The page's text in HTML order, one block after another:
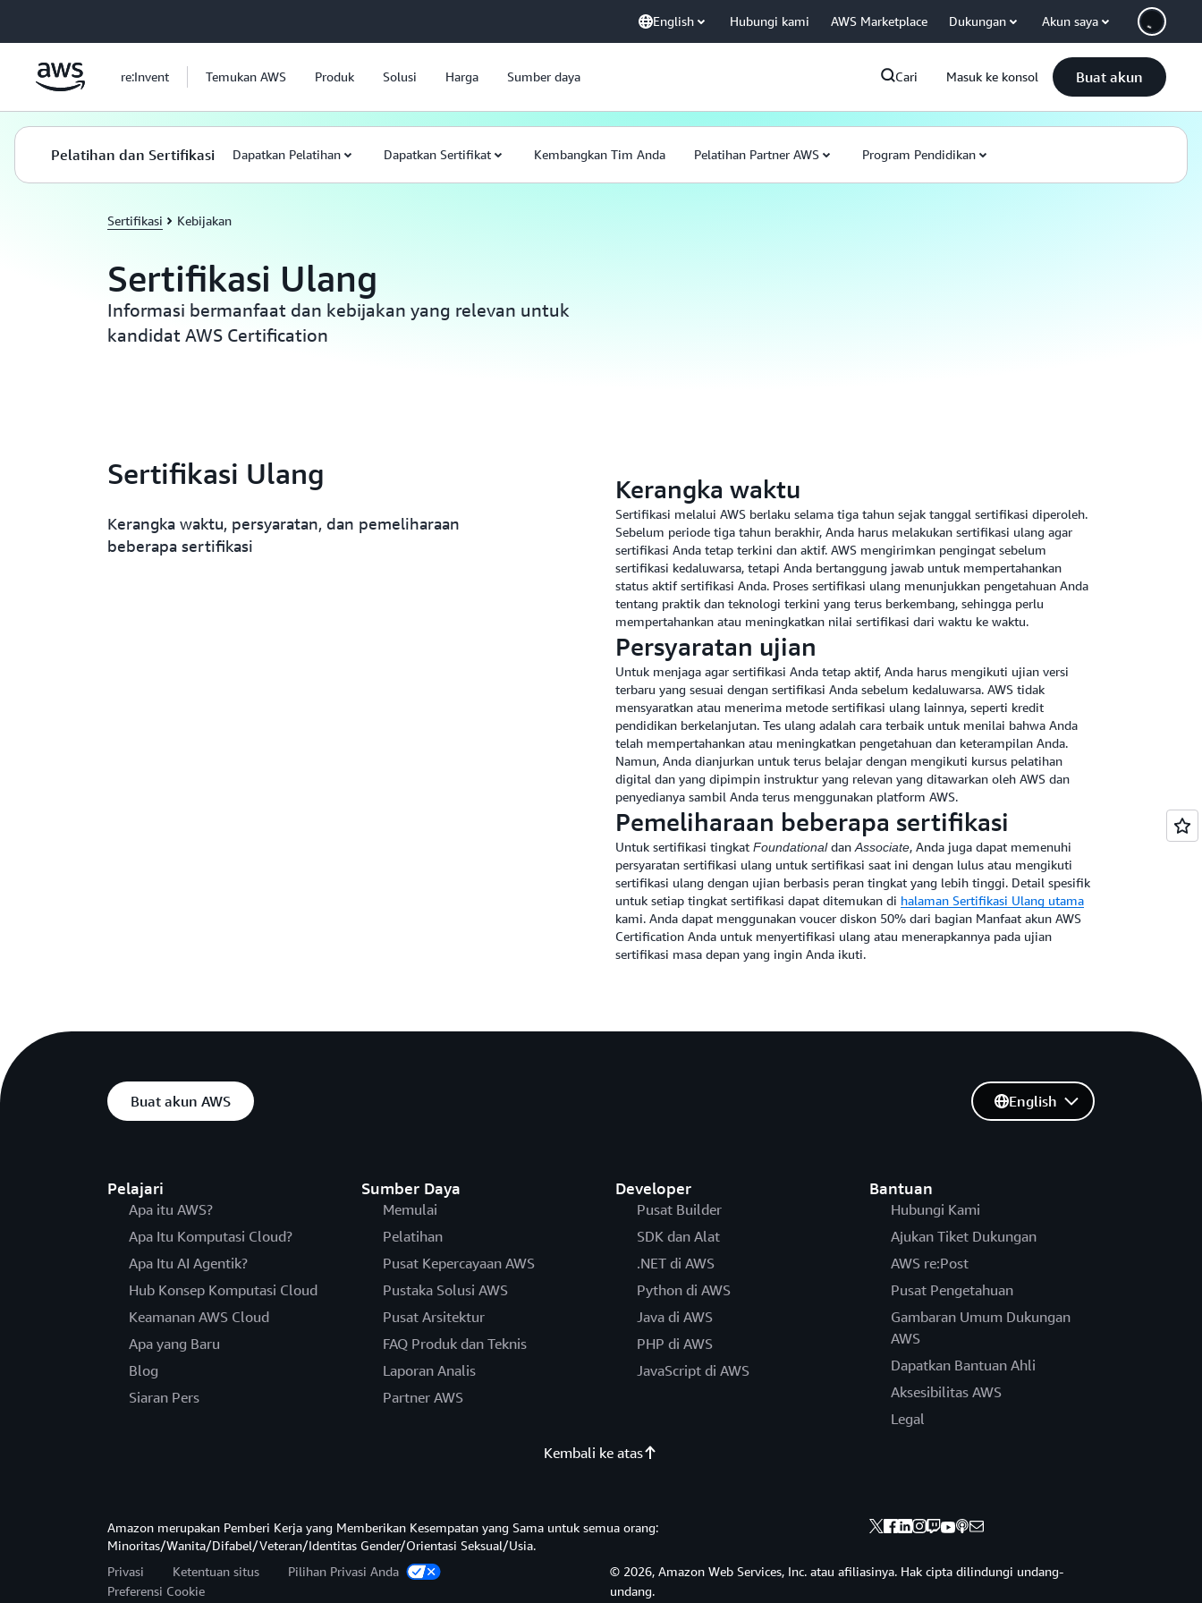
English Hubungi kami AWS Marketplace Dukungan Akun saya
re:Invent Temukan AWS Produk Solusi Harga Sumber daya Cari Masuk ke konsol Buat akun
Pelatihan dan Sertifikasi Dapatkan Pelatihan Dapatkan Sertifikat Kembangkan Tim Anda Pelatihan Partner AWS Program Pendidikan
Sertifikasi Kebijakan
Sertifikasi Ulang
Informasi bermanfaat dan kebijakan yang relevan untuk
kandidat AWS Certification
Sertifikasi Ulang
Kerangka waktu, persyaratan, dan pemeliharaan
beberapa sertifikasi
Kerangka waktu
Sertifikasi melalui AWS berlaku selama tiga tahun sejak tanggal sertifikasi diperoleh.
Sebelum periode tiga tahun berakhir, Anda harus melakukan sertifikasi ulang agar
sertifikasi Anda tetap terkini dan aktif. AWS mengirimkan pengingat sebelum
sertifikasi kedaluwarsa, tetapi Anda bertanggung jawab untuk mempertahankan
status aktif sertifikasi Anda. Proses sertifikasi ulang menunjukkan pengetahuan Anda
tentang praktik dan teknologi terkini yang terus berkembang, sehingga perlu
mempertahankan atau meningkatkan nilai sertifikasi dari waktu ke waktu.
Persyaratan ujian
Untuk menjaga agar sertifikasi Anda tetap aktif, Anda harus mengikuti ujian versi
terbaru yang sesuai dengan sertifikasi Anda sebelum kedaluwarsa. AWS tidak
mensyaratkan atau menerima metode sertifikasi ulang lainnya, seperti kredit
pendidikan berkelanjutan. Tes ulang adalah cara terbaik untuk menilai bahwa Anda
telah mempertahankan atau meningkatkan pengetahuan dan keterampilan Anda.
Namun, Anda dianjurkan untuk terus belajar dengan mengikuti kursus pelatihan
digital dan yang dipimpin instruktur yang relevan yang ditawarkan oleh AWS dan
penyedianya sambil Anda terus menggunakan platform AWS.
Pemeliharaan beberapa sertifikasi
Untuk sertifikasi tingkat Foundationaldan Associate, Anda juga dapat memenuhi
persyaratan sertifikasi ulang untuk sertifikasi saat ini dengan lulus atau mengikuti
sertifikasi ulang dengan ujian berbasis peran tingkat yang lebih tinggi. Detail spesifik
untuk setiap tingkat sertifikasi dapat ditemukan di halaman Sertifikasi Ulang utama
kami. Anda dapat menggunakan voucer diskon 50% dari bagian Manfaat akun AWS
Certification Anda untuk menyertifikasi ulang atau menerapkannya pada ujian
sertifikasi masa depan yang ingin Anda ikuti.
Buat akun AWS
Pelajari
Apa itu AWS?
Apa Itu Komputasi Cloud?
Apa Itu AI Agentik?
Hub Konsep Komputasi Cloud
Keamanan AWS Cloud
Apa yang Baru
Blog
Siaran Pers
Sumber Daya
Memulai
Pelatihan
Pusat Kepercayaan AWS
Pustaka Solusi AWS
Pusat Arsitektur
FAQ Produk dan Teknis
Laporan Analis
Partner AWS
Developer
Pusat Builder
SDK dan Alat
.NET di AWS
Python di AWS
Java di AWS
PHP di AWS
JavaScript di AWS
Bantuan
Hubungi Kami
Ajukan Tiket Dukungan
AWS re:Post
Pusat Pengetahuan
Gambaran Umum Dukungan
AWS
Dapatkan Bantuan Ahli
Aksesibilitas AWS
Legal
English
Kembali ke atas
Amazon merupakan Pemberi Kerja yang Memberikan Kesempatan yang Sama untuk semua orang:
Minoritas/Wanita/Difabel/Veteran/Identitas Gender/Orientasi Seksual/Usia.
Privasi
Ketentuan situs
Pilihan Privasi Anda
Preferensi Cookie
© 2026, Amazon Web Services, Inc. atau afiliasinya. Hak cipta dilindungi undang-
undang.